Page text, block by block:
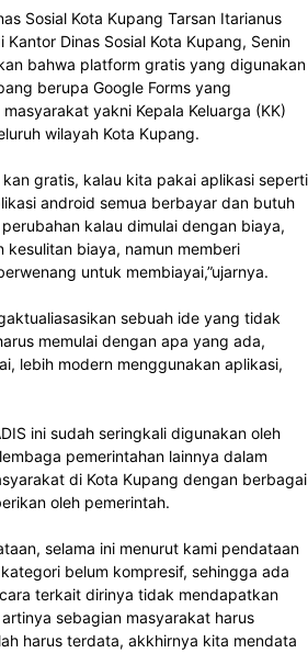
Sosial Kota Kupang Tarsan Itarianus
Kantor Dinas Sosial Kota Kupang, Senin
bahwa platform gratis yang digunakan
berupa Google Forms yang
yakni Kepala Keluarga (KK)
wilayah Kota Kupang.
gratis, kalau kita pakai aplikasi seperti
android semua berbayar dan butuh
kalau dimulai dengan biaya,
kesulitan biaya, namun memberi
untuk membiayai,”ujarnya.
sebuah ide yang tidak
memulai dengan apa yang ada,
lebih modern menggunakan aplikasi,
ini sudah seringkali digunakan oleh
pemerintahan lainnya dalam
di Kota Kupang dengan berbagai
oleh pemerintah.
selama ini menurut kami pendataan
belum kompresif, sehingga ada
terkait dirinya tidak mendapatkan
sebagian masyarakat harus
harus terdata, akkhirnya kita mendata